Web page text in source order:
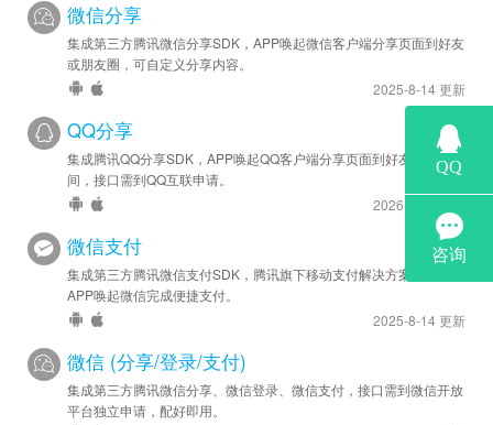
微信分享
集成第三方腾讯微信分享SDK，APP唤起微信客户端分享页面到好友
或朋友圈，可自定义分享内容。
2025-8-14 更新
QQ分享
集成腾讯QQ分享SDK，APP唤起QQ客户端分享页面到好友或QQ空
间，接口需到QQ互联申请。
2026-1-23 更新
微信支付
集成第三方腾讯微信支付SDK，腾讯旗下移动支付解决方案，实现
APP唤起微信完成便捷支付。
2025-8-14 更新
微信 (分享/登录/支付)
集成第三方腾讯微信分享、微信登录、微信支付，接口需到微信开放
平台独立申请，配好即用。